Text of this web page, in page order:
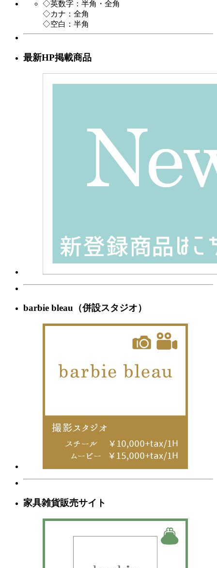
◇英数字：半角・全角
◇カナ：全角
◇空白：半角
最新HP掲載商品
barbie bleau（併設スタジオ）
家具雑貨販売サイト